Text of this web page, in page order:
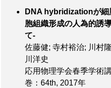
DNA hybridizationが細
胞組織形成の人為的誘
佐藤健; 寺村裕治; 川村
川洋史
応用物理学会春季学術
巻：64th, 2017年